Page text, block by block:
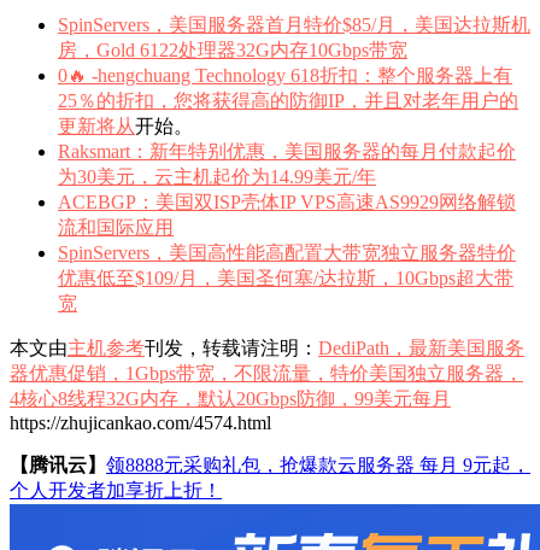
SpinServers，美国服务器首月特价$85/月，美国达拉斯机
房，Gold 6122处理器32G内存10Gbps带宽
0🔥 -hengchuang Technology 618折扣：整个服务器上有
25％的折扣，您将获得高的防御IP，并且对老年用户的
更新将从开始。
Raksmart：新年特别优惠，美国服务器的每月付款起价
为30美元，云主机起价为14.99美元/年
ACEBGP：美国双ISP壳体IP VPS高速AS9929网络解锁
流和国际应用
SpinServers，美国高性能高配置大带宽独立服务器特价
优惠低至$109/月，美国圣何塞/达拉斯，10Gbps超大带
宽
本文由主机参考刊发，转载请注明： DediPath，最新美国服务
器优惠促销，1Gbps带宽，不限流量，特价美国独立服务器，
4核心8线程32G内存，默认20Gbps防御，99美元每月
https://zhujicankao.com/4574.html
【腾讯云】 领8888元采购礼包，抢爆款云服务器 每月 9元起，
个人开发者加享折上折！